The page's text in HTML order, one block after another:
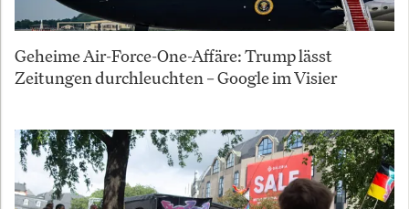
Geheime Air-Force-One-Affäre: Trump lässt
Zeitungen durchleuchten – Google im Visier